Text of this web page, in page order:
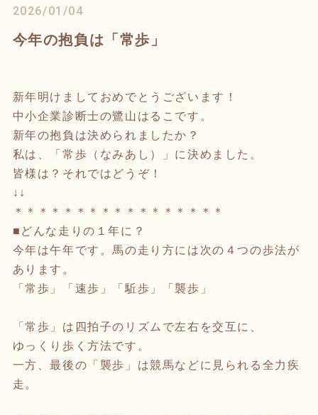
2026/01/04
今年の抱負は「常歩」
新年明けましておめでとうございます！
中小企業診断士の鷺山はるこです。
新年の抱負は決められましたか？
私は、「常歩（なみあし）」に決めました。
皆様は？それではどうぞ！
↓↓
＊＊＊＊＊＊＊＊＊＊＊＊＊＊＊＊＊
■どんな走りの１年に？
今年は午年です。馬の走り方には次の４つの歩法が
あります。
「常歩」「速歩」「駈歩」「襲歩」
「常歩」は四拍子のリズムで左右を交互に、
ゆっくり歩く方法です。
一方、最後の「襲歩」は競馬などに見られる全力疾
走。